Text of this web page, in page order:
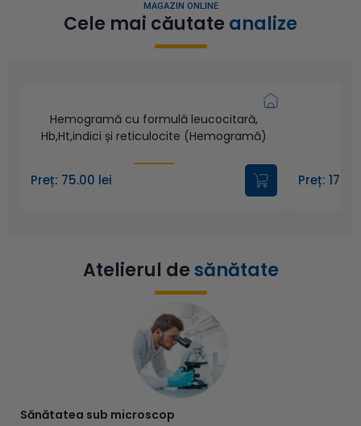
MAGAZIN ONLINE
Cele mai căutate analize
Hemogramă cu formulă leucocitară,
Hb,Ht,indici și reticulocite (Hemogramă)
Preț: 75.00 lei Preț:
Atelierul desănătate
Sănătatea sub microscop